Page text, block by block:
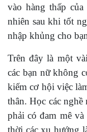
vào hàng thấp
nhiên sau khi tốt
nhập khủng cho
Trên đây là một
các bạn nữ không
kiếm cơ hội việc
thân. Học các
phải có đam mê
thời các xu hướng